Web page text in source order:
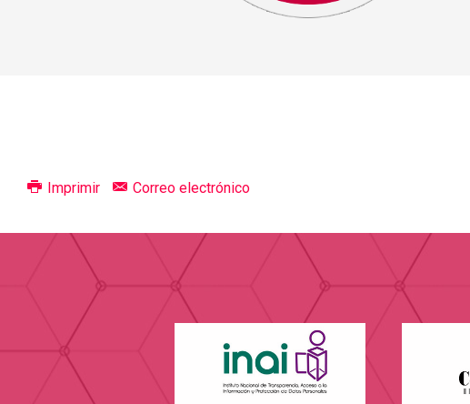
Imprimir Correo electrónico